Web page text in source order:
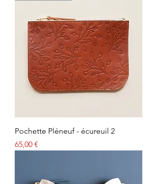
Pochette Pléneuf - écureuil 2
Prix
65,00 €